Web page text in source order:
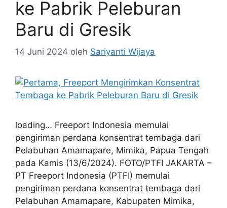
ke Pabrik Peleburan
Baru di Gresik
14 Juni 2024 oleh Sariyanti Wijaya
loading… Freeport Indonesia memulai
pengiriman perdana konsentrat tembaga dari
Pelabuhan Amamapare, Mimika, Papua Tengah
pada Kamis (13/6/2024). FOTO/PTFI JAKARTA –
PT Freeport Indonesia (PTFI) memulai
pengiriman perdana konsentrat tembaga dari
Pelabuhan Amamapare, Kabupaten Mimika,